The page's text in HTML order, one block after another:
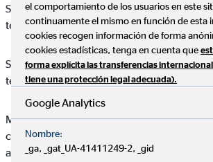
Servicios en él incluidos implicará la
términos legales recogidos en este texto.
Servicios en él incluidos implicará la
términos legales recogidos en este texto.
Manuel Jesús Santos Ramírez se reserva el
cambios en el Web de sin previo aviso, con
actualizar, corregir, modificar, añadir o
el comportamiento de los usuarios en este
continuamente el mismo en función de esta
cookies recogen información de forma
cookies estadísticas, tenga en cuenta que
forma explícita las transferencias
tiene una protección legal adecuada).
Google Analytics
Nombre:
_ga, _gat_UA-41411249-2, _gid